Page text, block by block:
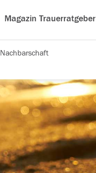
Magazin Trauerratgeber
Nachbarschaft